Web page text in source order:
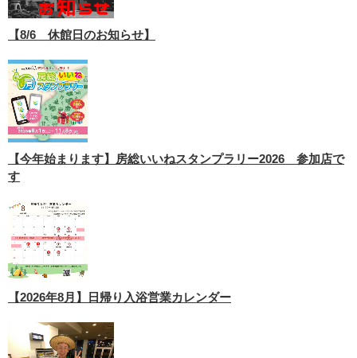
【8/6 休館日のお知らせ】
【今年始まります】房総いいねスタンプラリー2026 参加店で
す
【2026年8月】日帰り入浴営業カレンダー